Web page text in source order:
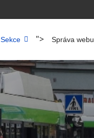
Sekce "> Správa webu